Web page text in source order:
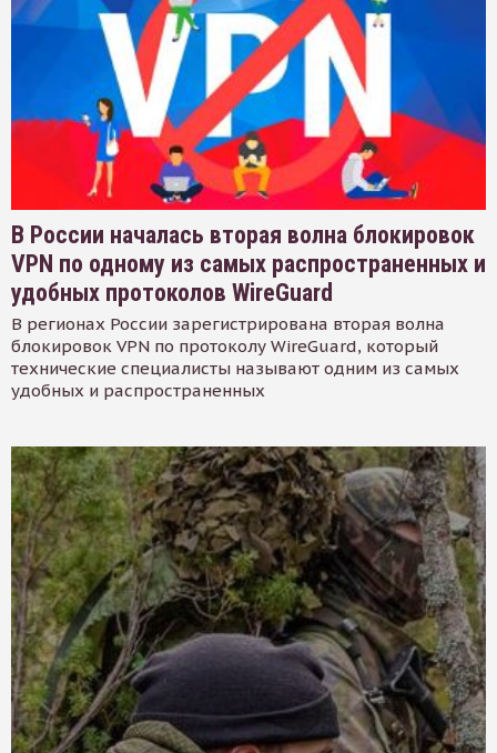
В России началась вторая волна блокировок
VPN по одному из самых распространенных и
удобных протоколов WireGuard
В регионах России зарегистрирована вторая волна
блокировок VPN по протоколу WireGuard, который
технические специалисты называют одним из самых
удобных и распространенных